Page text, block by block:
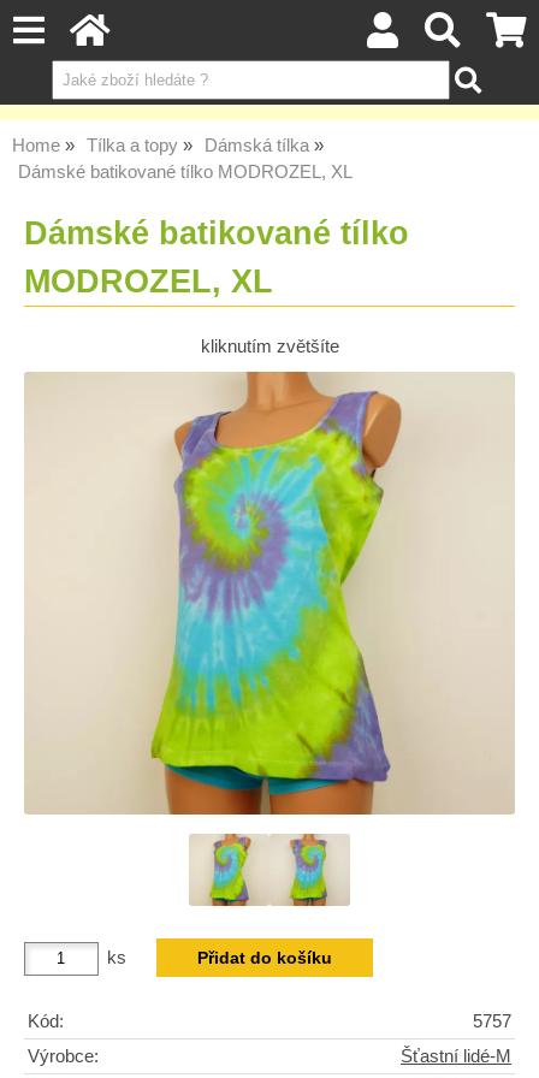
Home Tílka a topy
Dámská tílka
Dámské batikované tílko MODROZEL, XL
Dámské batikované tílko
MODROZEL, XL
kliknutím zvětšíte
ks
Kód:
5757
Výrobce:
Šťastní lidé-M